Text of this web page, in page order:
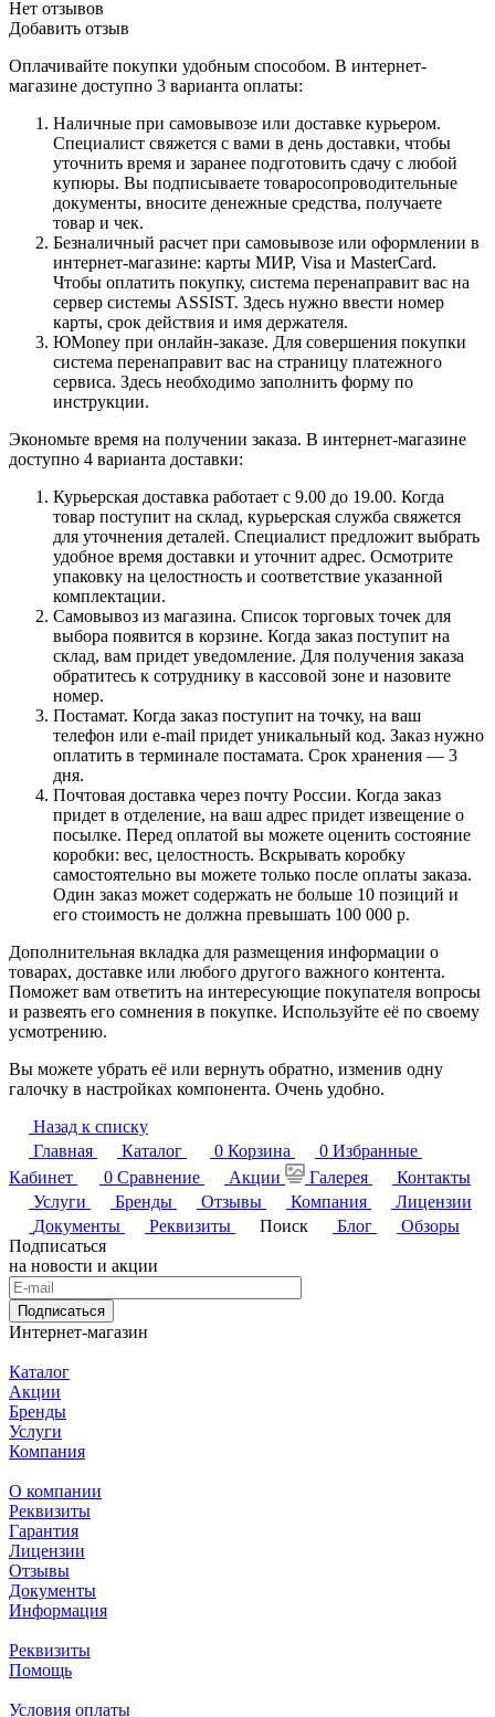
Нет отзывов
Добавить отзыв
Оплачивайте покупки удобным способом. В интернет-
магазине доступно 3 варианта оплаты:
Наличные при самовывозе или доставке курьером.
Специалист свяжется с вами в день доставки, чтобы
уточнить время и заранее подготовить сдачу с любой
купюры. Вы подписываете товаросопроводительные
документы, вносите денежные средства, получаете
товар и чек.
Безналичный расчет при самовывозе или оформлении в
интернет-магазине: карты МИР, Visa и MasterCard.
Чтобы оплатить покупку, система перенаправит вас на
сервер системы ASSIST. Здесь нужно ввести номер
карты, срок действия и имя держателя.
ЮMoney при онлайн-заказе. Для совершения покупки
система перенаправит вас на страницу платежного
сервиса. Здесь необходимо заполнить форму по
инструкции.
Экономьте время на получении заказа. В интернет-магазине
доступно 4 варианта доставки:
Курьерская доставка работает с 9.00 до 19.00. Когда
товар поступит на склад, курьерская служба свяжется
для уточнения деталей. Специалист предложит выбрать
удобное время доставки и уточнит адрес. Осмотрите
упаковку на целостность и соответствие указанной
комплектации.
Самовывоз из магазина. Список торговых точек для
выбора появится в корзине. Когда заказ поступит на
склад, вам придет уведомление. Для получения заказа
обратитесь к сотруднику в кассовой зоне и назовите
номер.
Постамат. Когда заказ поступит на точку, на ваш
телефон или e-mail придет уникальный код. Заказ нужно
оплатить в терминале постамата. Срок хранения — 3
дня.
Почтовая доставка через почту России. Когда заказ
придет в отделение, на ваш адрес придет извещение о
посылке. Перед оплатой вы можете оценить состояние
коробки: вес, целостность. Вскрывать коробку
самостоятельно вы можете только после оплаты заказа.
Один заказ может содержать не больше 10 позиций и
его стоимость не должна превышать 100 000 р.
Дополнительная вкладка для размещения информации о
товарах, доставке или любого другого важного контента.
Поможет вам ответить на интересующие покупателя вопросы
и развеять его сомнения в покупке. Используйте её по своему
усмотрению.
Вы можете убрать её или вернуть обратно, изменив одну
галочку в настройках компонента. Очень удобно.
Назад к списку
Главная
Каталог 0 Корзина 0 Избранные
Кабинет
0 Сравнение Акции Галерея
Контакты
Услуги
Бренды Отзывы Компания
Лицензии
Документы
Реквизиты Поиск Блог
Обзоры
Подписаться
на новости и акции
Подписаться
Интернет-магазин
Каталог
Акции
Бренды
Услуги
Компания
О компании
Реквизиты
Гарантия
Лицензии
Отзывы
Документы
Информация
Реквизиты
Помощь
Условия оплаты